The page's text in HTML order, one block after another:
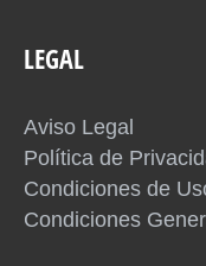
LEGAL
Aviso Legal
Política de
Condiciones de
Condiciones